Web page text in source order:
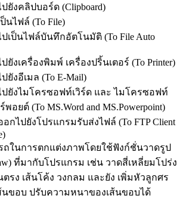
ยังคลิปบอร์ด (Clipboard)
นไฟล์ (To File)
เป็นไฟล์บันทึกอัตโนมัติ (To File Auto
ยังเครื่องพิมพ์ เครื่องปริ้นเตอร์ (To Printer)
ยังอีเมล (To E-Mail)
ปยังไมโครซอฟท์เวิร์ด และ ไมโครซอฟท์
พอยต์ (To MS.Word and MS.Powerpoint)
กไปยังโปรแกรมรับส่งไฟล์ (To FTP Client
ในการตกแต่งภาพโดยใช้ฟังก์ชั่นวาดรูป
ที่มากับโปรแกรม เช่น วาดสี่เหลี่ยมโปร่ง
รง เส้นโค้ง วงกลม และยัง เพิ่มหัวลูกศร
ส้นขอบ ปรับความหนาของเส้นขอบได้